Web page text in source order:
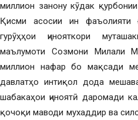
миллион занону кӯдак
Қисми асосии ин фаъолияти
гурӯҳҳои ҷинояткори
маълумоти Созмони Милали
миллион нафар бо мақсади
давлатҳо интиқол дода
шабакаҳои ҷиноятӣ даромади
қочоқи маводи мухаддир ва